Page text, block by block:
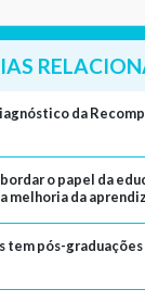
da
o papel da
melhoria da
tem pós-